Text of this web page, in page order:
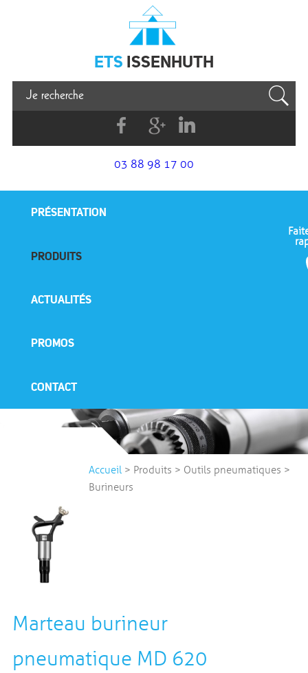
Issenhuth
ETS ISSENHUTH
FacebookG+
Linkedin
03 88 98 17 00
PRÉSENTATION
PRODUITS
ACTUALITÉS
PROMOS
CONTACT
Accueil > Produits > Outils pneumatiques >
Burineurs
Marteau burineur
pneumatique MD 620